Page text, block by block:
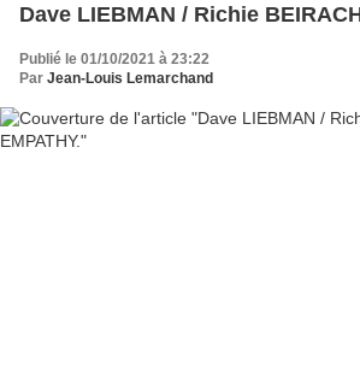
Dave LIEBMAN / Richie
Publié le 01/10/2021 à 23:22
Par Jean-Louis Lemarchand